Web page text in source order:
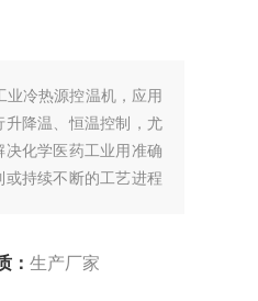
业冷热源控温机，应用
降温、恒温控制，尤
化学医药工业用准确
持续不断的工艺进程
：生产厂家